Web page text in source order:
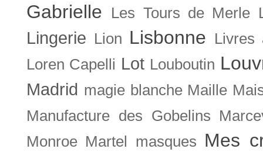
Gabrielle
Les Tours de Merle
Lingerie Lion Lisbonne
Livres
Loren Capelli Lot Louboutin
Madrid magie blanche Maille
Manufacture des Gobelins
Monroe Martel masques Mes